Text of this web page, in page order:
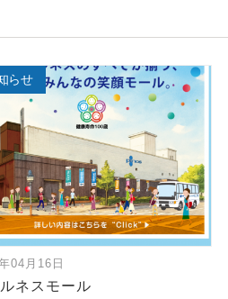
らせ
04月16日
ネスモール